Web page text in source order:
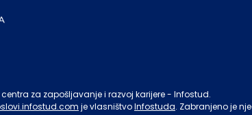
za zapošljavanje i razvoj karijere - Infostud.
je vlasništvoInfostuda. Zabranjeno je